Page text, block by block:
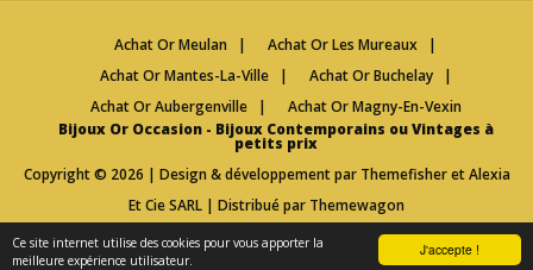
J'accepte !
Ce site internet utilise des cookies pour vous apporter la
meilleure expérience utilisateur.
Achat Or Meulan | Achat Or Les Mureaux |
Achat Or Mantes-La-Ville| Achat Or Buchelay|
Achat Or Aubergenville|
Achat Or Magny-En-Vexin
Bijoux Or Occasion - Bijoux Contemporains ou Vintages à
petits prix
Copyright © 2026 | Design & développement par Themefisheret Alexia
Et Cie SARL | Distribué par Themewagon
Mentions légales| Qui sommes-nous ? | Cookies